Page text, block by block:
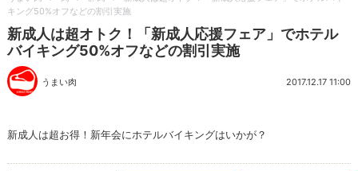
キング50%オフなどの割引実施
新成人は超オトク！「新成人応援フェア」でホテル
バイキング50%オフなどの割引実施
うまい肉 2017.12.17 11:00
新成人は超お得！新年会にホテルバイキングはいかが？